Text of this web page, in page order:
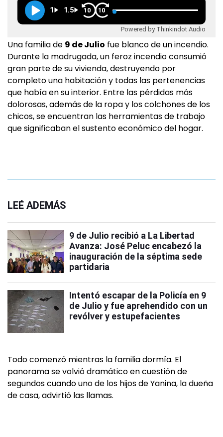
1 1.5 10 10
Powered by Thinkindot Audio
Una familia de 9 de Julio fue blanco de un incendio.
Durante la madrugada, un feroz incendio consumió
gran parte de su vivienda, destruyendo por
completo una habitación y todas las pertenencias
que había en su interior. Entre las pérdidas más
dolorosas, además de la ropa y los colchones de los
chicos, se encuentran las herramientas de trabajo
que significaban el sustento económico del hogar.
LEÉ ADEMÁS
9 de Julio recibió a La Libertad
Avanza: José Peluc encabezó la
inauguración de la séptima sede
partidaria
Intentó escapar de la Policía en 9
de Julio y fue aprehendido con un
revólver y estupefacientes
Todo comenzó mientras la familia dormía. El
panorama se volvió dramático en cuestión de
segundos cuando uno de los hijos de Yanina, la dueña
de casa, advirtió las llamas.